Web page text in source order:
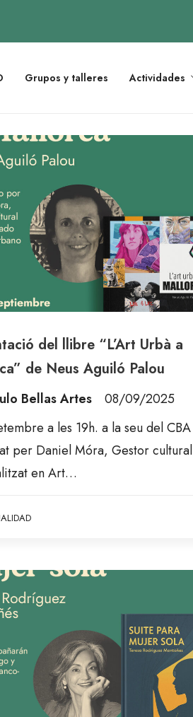
Grupos y talleres Actividades
del llibre “L’Art Urbà a
de Neus Aguiló Palou
Bellas Artes
08/09/2025
a les 19h. a la seu del CBA
per Daniel Móra, Gestor cultural
en Art…